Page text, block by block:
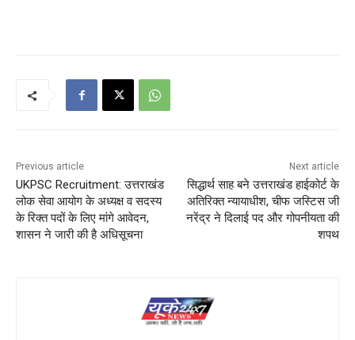
Previous article
UKPSC Recruitment: उत्तराखंड
लोक सेवा आयोग के अध्यक्ष व सदस्य
के रिक्त पदों के लिए मांगे आवेदन,
शासन ने जारी की है अधिसूचना
Next article
सिद्धार्थ साह बने उत्तराखंड हाईकोर्ट के
अतिरिक्त न्यायाधीश, चीफ जस्टिस जी
नरेंद्र ने दिलाई पद और गोपनीयता की
शपथ